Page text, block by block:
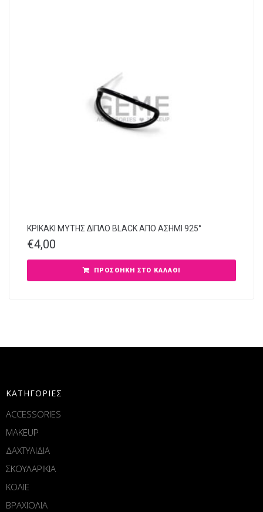
ΚΡΙΚΑΚΙ ΜΥΤΗΣ ΔΙΠΛΟ BLACK ΑΠΟ ΑΣΗΜΙ 925°
€4,00
ΠΡΟΣΘΉΚΗ ΣΤΟ ΚΑΛΆΘΙ
ΚΑΤΗΓΟΡΙΕΣ
ACCESSORIES
MAKEUP
ΔΑΧΤΥΛΙΔΙΑ
ΣΚΟΥΛΑΡΙΚΙΑ
ΚΟΛΙΕ
ΒΡΑΧΙΟΛΙΑ